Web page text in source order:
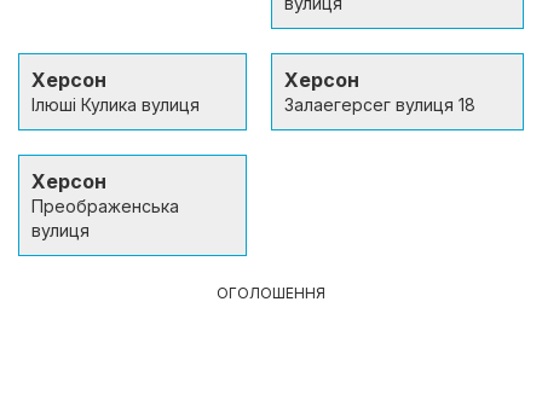
Херсон
Ілюші Кулика вулиця
Херсон
Залаегерсег вулиця 18
Херсон
Преображенська
вулиця
ОГОЛОШЕННЯ